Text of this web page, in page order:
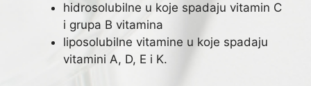
hidrosolubilne u koje spadaju vitamin C
i grupa B vitamina
liposolubilne vitamine u koje spadaju
vitamini A, D, E i K.